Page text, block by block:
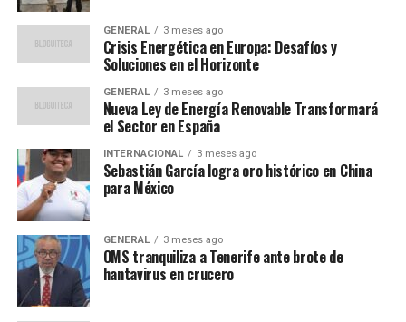
cobertura deportiva.
Reacciones y futuro en los medios
La noticia de su salida ha generado diversas reacciones
en el mundo deportivo y entre sus colegas. Muchos han
su profesionalismo y dedicación. En sus declaraciones,
Valls dejó claro que su pasión por el deporte no termina
aquí y que continuará en los medios, aunque no
“Fui parte de un equipo
humano extraordinario.
GENERAL 3 meses ago
Crisis Energética en Europa: Desafíos y
Soluciones en el Horizonte
GENERAL 3 meses ago
Nueva Ley de Energía Renovable Transformará
el Sector en España
INTERNACIONAL 3 meses ago
Sebastián García logra oro histórico en China
para México
GENERAL 3 meses ago
OMS tranquiliza a Tenerife ante brote de
hantavirus en crucero